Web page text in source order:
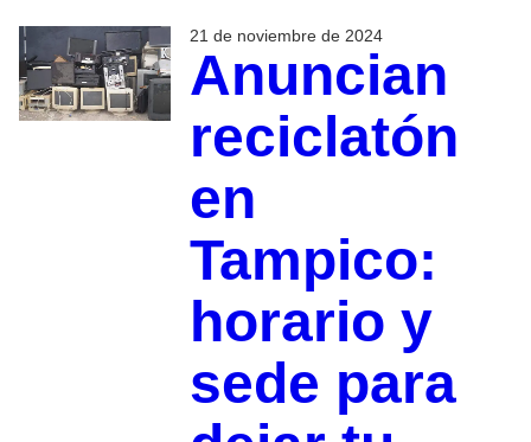
21 de noviembre de 2024
Anuncian
reciclatón
en
Tampico:
horario y
sede para